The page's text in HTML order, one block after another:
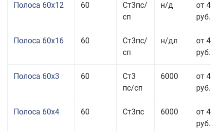
Полоса 60x12 60
Ст3пс/
сп
н/д
от 46
руб.
Полоса 60x16 60
Ст3пс/
сп
н/дл
от 48
руб.
Полоса 60x3 60
Ст3
пс/сп
6000
от 46
руб.
Полоса 60x4 60 Ст3пс 6000
от 45
руб.